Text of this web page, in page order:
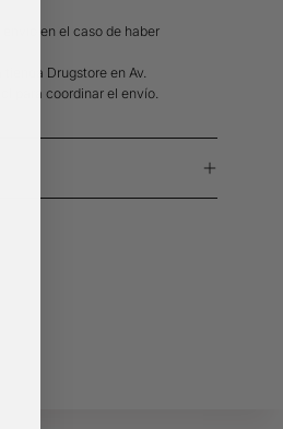
en el caso de haber
Drugstore en Av.
para coordinar el envío.